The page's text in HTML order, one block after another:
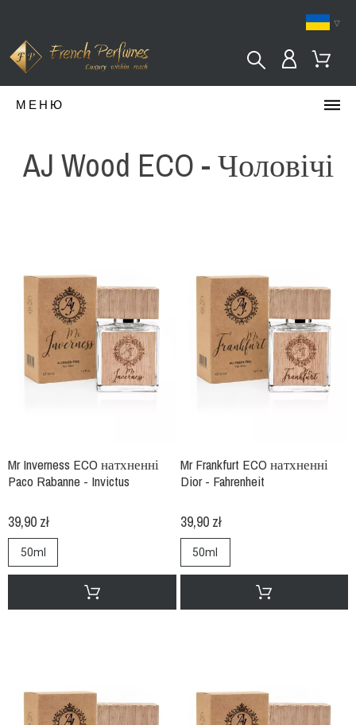
МЕНЮ
AJ Wood ECO - Чоловічі
Mr Inverness ECO натхненні
Paco Rabanne - Invictus
39,90 zł
50ml
Mr Frankfurt ECO натхненні
Dior - Fahrenheit
39,90 zł
50ml
▿